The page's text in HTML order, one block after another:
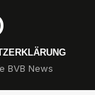
BVB News